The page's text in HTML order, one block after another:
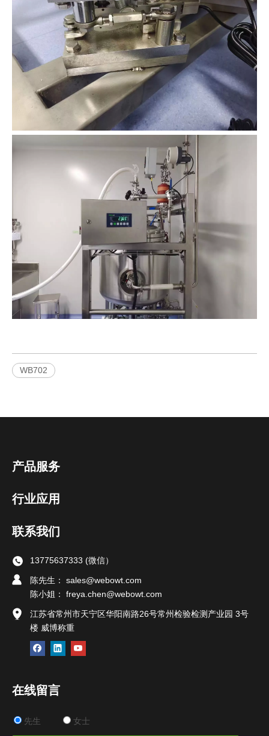
WB702
产品服务
行业应用
联系我们
13775637333 (微信）
陈先生： sales@webowt.com
陈小姐： freya.chen@webowt.com
江苏省常州市天宁区华阳南路26号常州检验检测产业园 3号
楼 威博称重
在线留言
先生 女士